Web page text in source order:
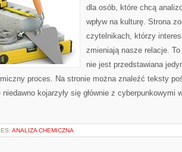
dla osób, które chcą
wpływ na kulturę. Strona
czytelnikach, którzy
zmieniają nasze relacje.
nie jest przedstawiana
proces. Na stronie można znaleźć teksty
niedawno kojarzyły się głównie z
ANALIZA CHEMICZNA